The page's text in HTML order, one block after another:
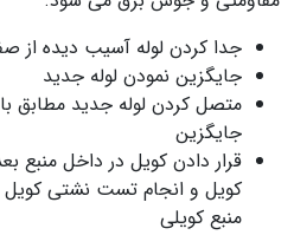
جدا کردن لوله آسيب ديده از
جایگزین نمودن لوله جديد
متصل کردن لوله جديد مطابق
جايگزين
قرار دادن کویل در داخل منبع
كويل و انجام تست نشتی كويل
منبع كويلی